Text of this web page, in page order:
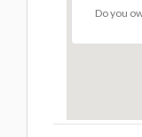
Do you